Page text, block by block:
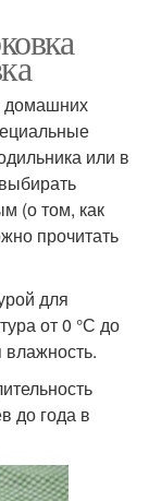
домашних
или в
(о том, как
прочитать
для
от 0 °С до
до года в